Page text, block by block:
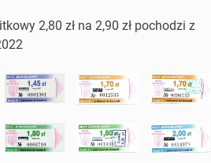
2,80 zł na 2,90 zł pochodzi z